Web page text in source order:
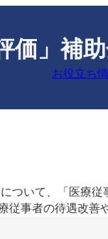
価」補
お役立ち
ついて、「医療
事者の待遇改